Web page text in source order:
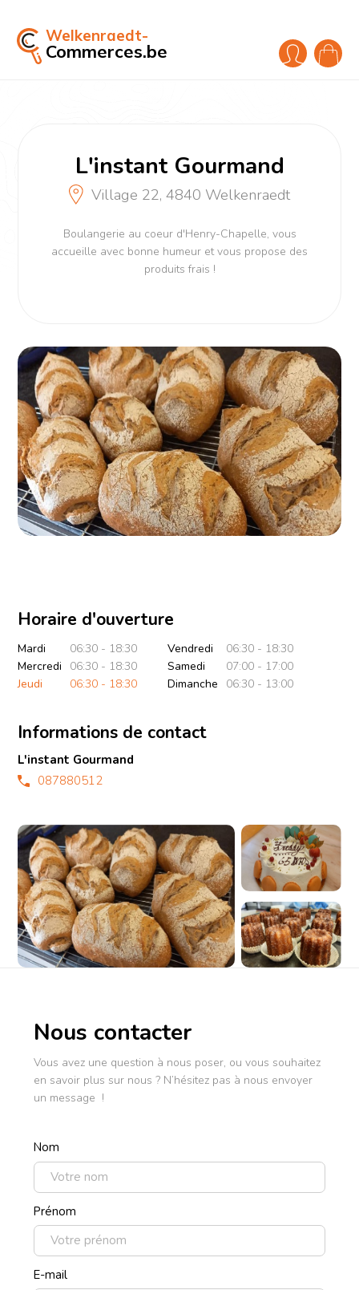
Welkenraedt-
Commerces.be
L'instant Gourmand
Village 22, 4840 Welkenraedt
Boulangerie au coeur d'Henry-Chapelle, vous
accueille avec bonne humeur et vous propose des
produits frais !
Horaire d'ouverture
Mardi
06:30 - 18:30
Mercredi
06:30 - 18:30
Jeudi
06:30 - 18:30
Vendredi
06:30 - 18:30
Samedi
07:00 - 17:00
Dimanche
06:30 - 13:00
Informations de contact
L'instant Gourmand
087880512
Nous contacter
Vous avez une question à nous poser, ou vous souhaitez
en savoir plus sur nous ? N’hésitez pas à nous envoyer
un message !
Nom
Prénom
E-mail